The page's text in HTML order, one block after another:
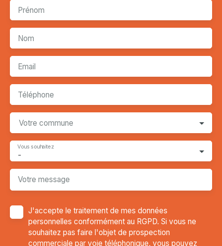
Prénom
Nom
Email
Téléphone
Votre commune
-
Vous souhaitez
Votre message
J'accepte le traitement de mes données
personnelles conformément au RGPD. Si vous ne
souhaitez pas faire l'objet de prospection
commerciale par voie téléphonique, vous pouvez